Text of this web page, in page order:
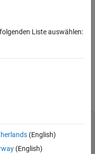
of an integer type.
Liste auswählen:
(English)
(English)